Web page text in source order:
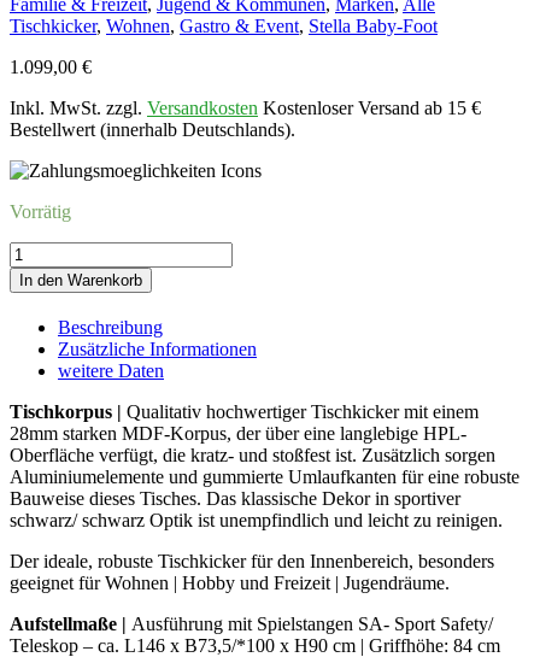
Tischkicker, Wohnen, Gastro & Event, Stella Baby-Foot
1.099,00 €
Inkl. MwSt. zzgl. Versandkosten Kostenloser Versand ab 15 €
Bestellwert (innerhalb Deutschlands).
Vorrätig
Kicker
STELLA
CLUBSCHWARZ-
SCHWARZ
Menge
In den Warenkorb
Beschreibung
Zusätzliche Informationen
weitere Daten
Tischkorpus | Qualitativ hochwertiger Tischkicker mit einem
28mm starken MDF-Korpus, der über eine langlebige HPL-
Oberfläche verfügt, die kratz- und stoßfest ist. Zusätzlich sorgen
Aluminiumelemente und gummierte Umlaufkanten für eine robuste
Bauweise dieses Tisches. Das klassische Dekor in sportiver
schwarz/ schwarz Optik ist unempfindlich und leicht zu reinigen.
Der ideale, robuste Tischkicker für den Innenbereich, besonders
geeignet für Wohnen | Hobby und Freizeit | Jugendräume.
Aufstellmaße | Ausführung mit Spielstangen SA- Sport Safety/
Teleskop – ca. L146 x B73,5/*100 x H90 cm | Griffhöhe: 84 cm